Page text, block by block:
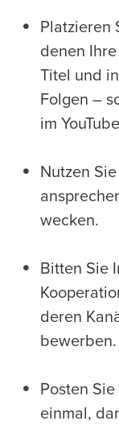
Platzieren
denen
Titel und
Folgen –
im
Nutzen
wecken.
Bitten Sie
deren
bewerben.
Posten
einmal,